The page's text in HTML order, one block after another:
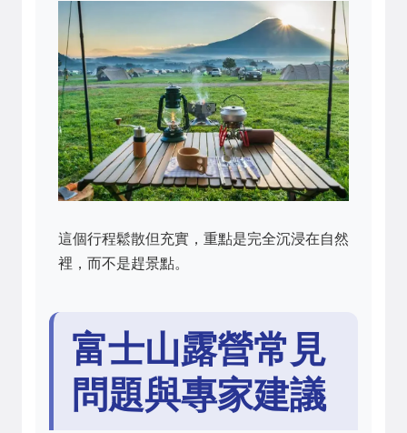
這個行程鬆散但充實，重點是完全沉浸在自然
裡，而不是趕景點。
富士山露營常見
問題與專家建議